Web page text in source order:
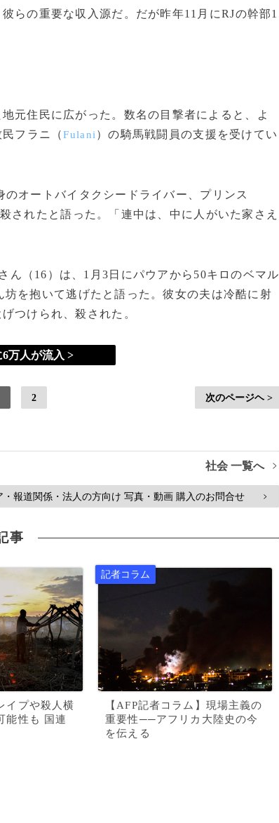
らの重要な収入源だ。だが昨年11月にRJの幹部1
元住民に広がった。数名の目撃者によると、よ
フラニ（Fulani ）の騎馬戦闘員の支援を受けてい
のオートバイタクシードライバー、プリンス
されたと語った。「連中は、中に人がいた家さえ
ん（16）は、1月3日にパウアから50キロのベマル
を抱いて逃げたと語った。彼女の夫は冷酷に射
つけられ、殺された。
万人が流入 >
2 次のページヘ >
社会 一覧へ >
・報道関係・法人の方向け 写真・動画 購入のお問合せ >
事
イプや殺人横
能性も 国連
【AFP記者コラム】現場主義の
重要性──アフリカ大陸史の今
を伝える